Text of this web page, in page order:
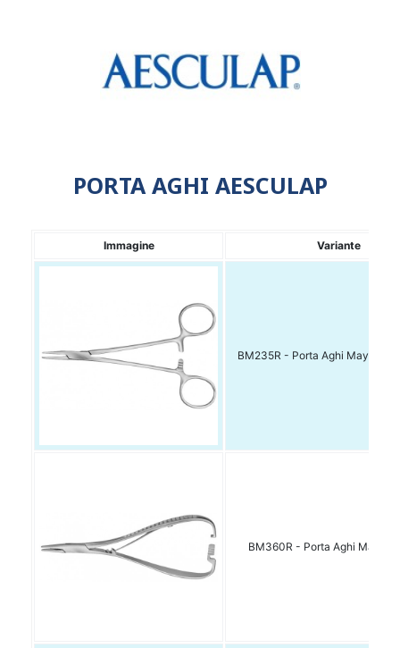
PORTA AGHI AESCULAP
Immagine Variante
BM235R - Porta Aghi Mayo-
BM360R - Porta Aghi